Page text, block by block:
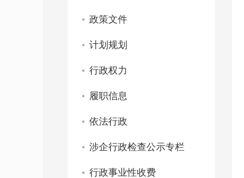
政策文件
计划规划
行政权力
履职信息
依法行政
涉企行政检查公示专栏
行政事业性收费